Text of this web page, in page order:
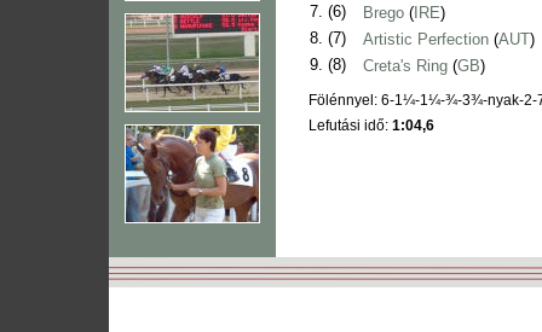
7. (6) Brego ( IRE)
8. (7) Artistic Perfection (AUT)
9. (8) Creta's Ring (GB)
Fölénnyel: 6-1¼-1¼-¾-3¾-nyak-
Lefutási idő: 1:04,6